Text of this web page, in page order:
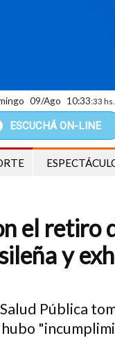
ESCUCHÁ ON-LINE
09/Ago 10:33:34 hs.
el retiro
y
Pública